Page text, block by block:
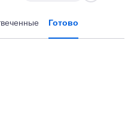
Готово